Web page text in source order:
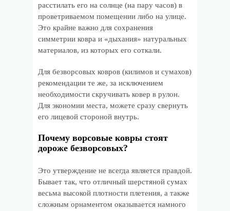
расстилать его на солнце (на пару часов) в
проветриваемом помещении либо на улице.
Это крайне важно для сохранения
симметрии ковра и «дыхания» натуральных
материалов, из которых его соткали.
Для безворсовых ковров (килимов и сумахов)
рекомендации те же, за исключением
необходимости скручивать ковер в рулон.
Для экономии места, можете сразу свернуть
его лицевой стороной внутрь.
Почему ворсовые ковры стоят
дороже безворсовых?
Это утверждение не всегда является правдой.
Бывает так, что отличный шерстяной сумах
весьма высокой плотности плетения, а также
сложным орнаментом оказывается намного